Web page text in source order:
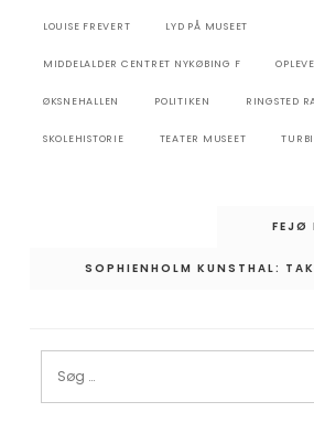
LOUISE FREVERT LYD PÅ MUSEET
MIDDELALDER CENTRET NYKØBING F
ØKSNEHALLEN POLITIKEN RINGSTED
SKOLEHISTORIE TEATER MUSEET
FEJØ
SOPHIENHOLM KUNSTHAL: